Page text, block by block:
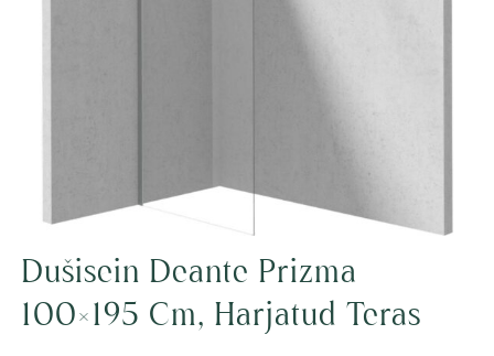
Dušisein Deante Prizma
100×195 Cm, Harjatud Teras